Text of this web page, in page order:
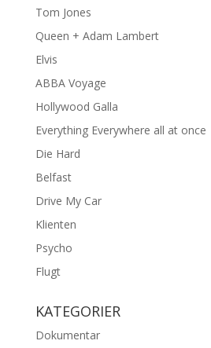
Tom Jones
Queen + Adam Lambert
Elvis
ABBA Voyage
Hollywood Galla
Everything Everywhere all at once
Die Hard
Belfast
Drive My Car
Klienten
Psycho
Flugt
KATEGORIER
Dokumentar